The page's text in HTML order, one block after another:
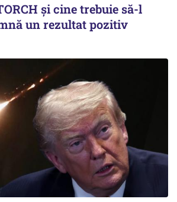
și cine trebuie să-l
un rezultat pozitiv